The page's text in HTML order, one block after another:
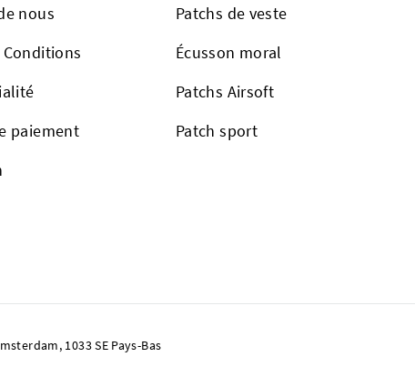
nous
paiement
Patchs de veste
Écusson moral
Patchs Airsoft
Patch sport
1033 SE Pays-Bas